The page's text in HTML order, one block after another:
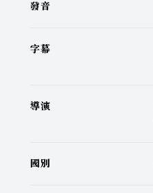
發音
字幕
導演
國別